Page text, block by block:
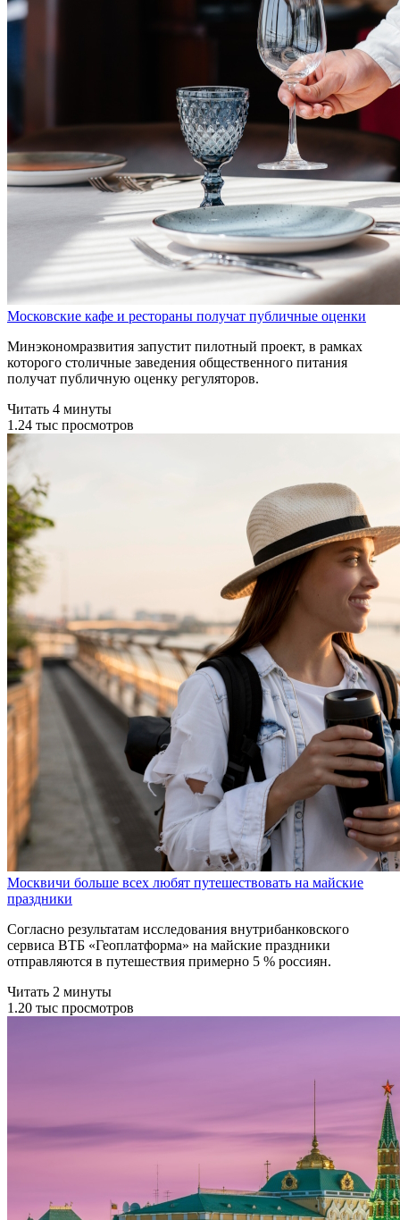
Московские кафе и рестораны получат публичные оценки
Минэкономразвития запустит пилотный проект, в рамках
которого столичные заведения общественного питания
получат публичную оценку регуляторов.
Читать 4 минуты
1.24 тыс просмотров
Москвичи больше всех любят путешествовать на майские
праздники
Согласно результатам исследования внутрибанковского
сервиса ВТБ «Геоплатформа» на майские праздники
отправляются в путешествия примерно 5 % россиян.
Читать 2 минуты
1.20 тыс просмотров